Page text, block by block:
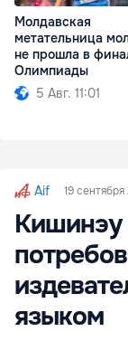
Молдавская
метательница
не прошла в
Олимпиады
5 Авг. 11:01
Aif 19
языком